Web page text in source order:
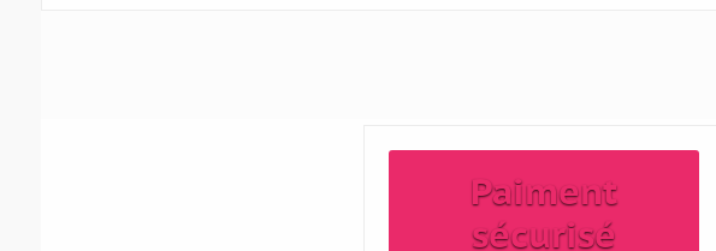
Paiment
sécurisé